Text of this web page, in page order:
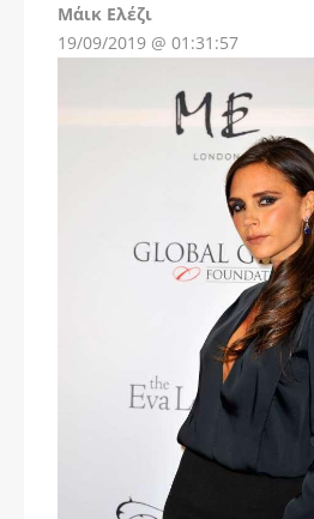
Μάικ Ελέζι
19/09/2019 @ 01:31:57